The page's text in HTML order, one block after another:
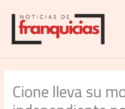
contenido
Cione lleva su